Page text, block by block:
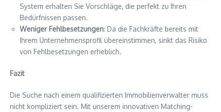
System erhalten Sie Vorschläge, die perfekt zu Ihren
Bedürfnissen passen.
Weniger Fehlbesetzungen: Da die Fachkräfte bereits mit
Ihrem Unternehmensprofil übereinstimmen, sinkt das Risiko
von Fehlbesetzungen erheblich.
Fazit
Die Suche nach einem qualifizierten Immobilienverwalter muss
nicht kompliziert sein. Mit unserem innovativen Matching-